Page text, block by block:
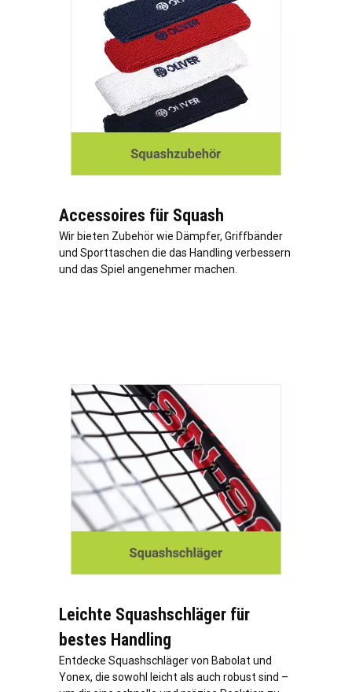
Accessoires für Squash
Wir bieten Zubehör wie Dämpfer, Griffbänder
und Sporttaschen die das Handling verbessern
und das Spiel angenehmer machen.
Leichte Squashschläger für
bestes Handling
Entdecke Squashschläger von Babolat und
Yonex, die sowohl leicht als auch robust sind –